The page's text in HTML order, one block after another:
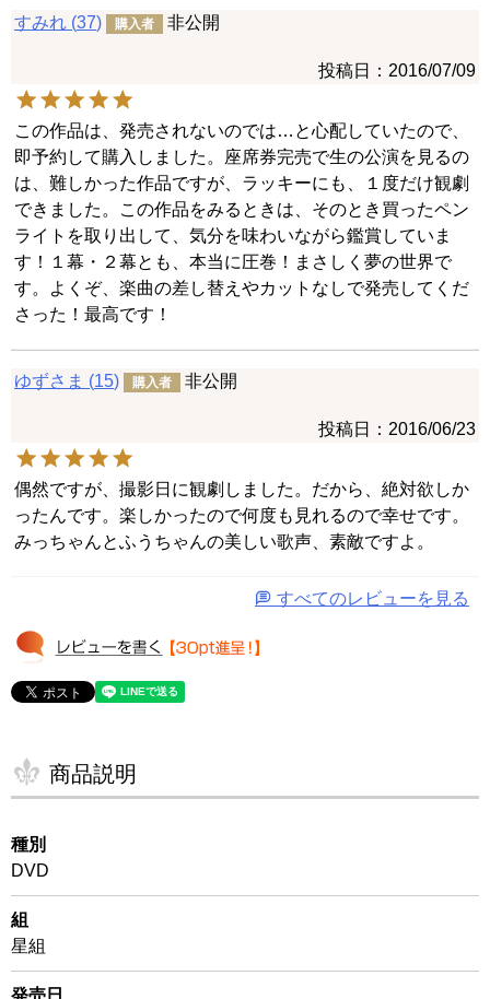
すみれ 37 購入者 非公開
投稿日 2016/07/09
この作品は、発売されないのでは…と心配していたので、
即予約して購入しました。座席券完売で生の公演を見るの
は、難しかった作品ですが、ラッキーにも、１度だけ観劇
できました。この作品をみるときは、そのとき買ったペン
ライトを取り出して、気分を味わいながら鑑賞していま
す！１幕・２幕とも、本当に圧巻！まさしく夢の世界で
す。よくぞ、楽曲の差し替えやカットなしで発売してくだ
さった！最高です！
ゆずさま 15 購入者 非公開
投稿日 2016/06/23
偶然ですが、撮影日に観劇しました。だから、絶対欲しか
ったんです。楽しかったので何度も見れるので幸せです。
みっちゃんとふうちゃんの美しい歌声、素敵ですよ。
すべてのレビューを見る
商品説明
種別
DVD
組
星組
発売日